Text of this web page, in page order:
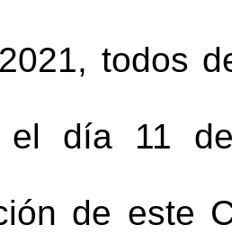
todos
el día 11
de este